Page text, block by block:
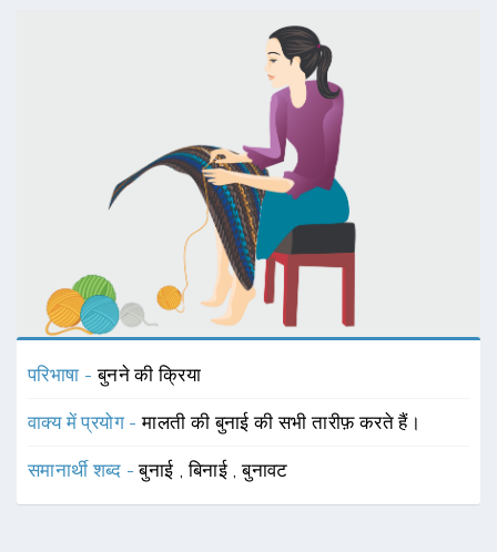
परिभाषा -बुनने की क्रिया
वाक्य में प्रयोग -मालती की बुनाई की सभी तारीफ़ करते हैं।
समानार्थी शब्द -बुनाई ,बिनाई ,बुनावट